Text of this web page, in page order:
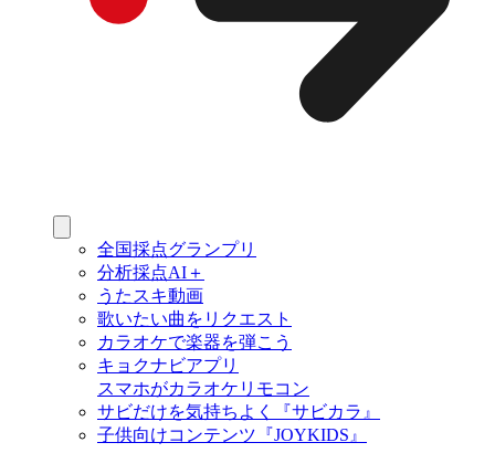
全国採点グランプリ
分析採点AI＋
うたスキ動画
歌いたい曲をリクエスト
カラオケで楽器を弾こう
キョクナビアプリ
スマホがカラオケリモコン
サビだけを気持ちよく『サビカラ』
子供向けコンテンツ『JOYKIDS』